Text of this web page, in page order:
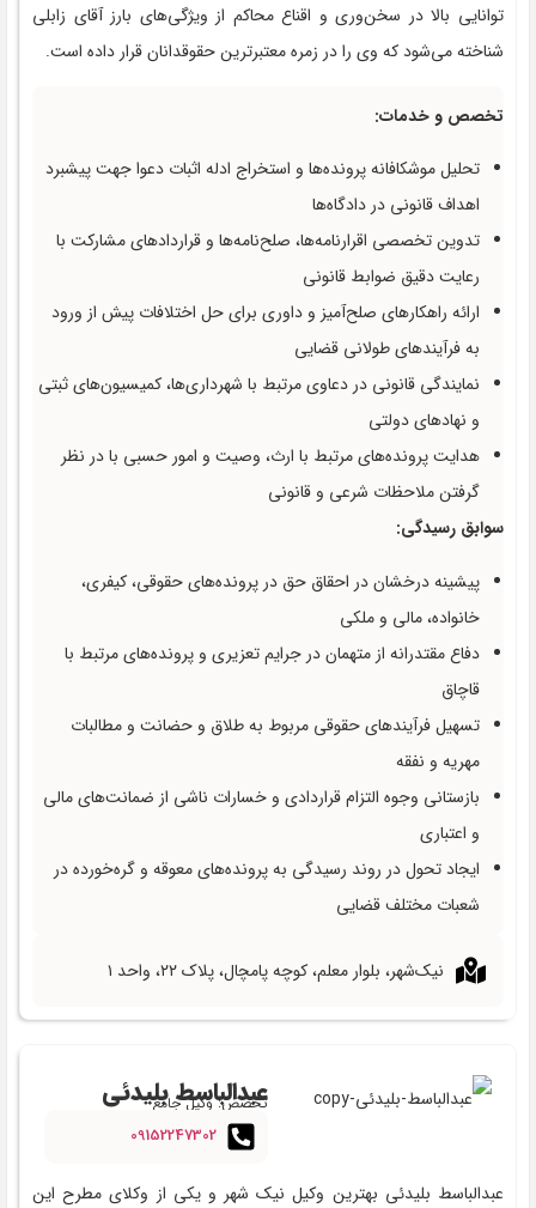
توانایی بالا در سخن‌وری و اقناع محاکم از ویژگی‌های بارز آقای زابلی
شناخته می‌شود که وی را در زمره معتبرترین حقوقدانان قرار داده است.
تخصص و خدمات:
تحلیل موشکافانه پرونده‌ها و استخراج ادله اثبات دعوا جهت پیشبرد
اهداف قانونی در دادگاه‌ها
تدوین تخصصی اقرارنامه‌ها، صلح‌نامه‌ها و قراردادهای مشارکت با
رعایت دقیق ضوابط قانونی
ارائه راهکارهای صلح‌آمیز و داوری برای حل اختلافات پیش از ورود
به فرآیندهای طولانی قضایی
نمایندگی قانونی در دعاوی مرتبط با شهرداری‌ها، کمیسیون‌های ثبتی
و نهادهای دولتی
هدایت پرونده‌های مرتبط با ارث، وصیت و امور حسبی با در نظر
گرفتن ملاحظات شرعی و قانونی
سوابق رسیدگی:
پیشینه درخشان در احقاق حق در پرونده‌های حقوقی، کیفری،
خانواده، مالی و ملکی
دفاع مقتدرانه از متهمان در جرایم تعزیری و پرونده‌های مرتبط با
قاچاق
تسهیل فرآیندهای حقوقی مربوط به طلاق و حضانت و مطالبات
مهریه و نفقه
بازستانی وجوه التزام قراردادی و خسارات ناشی از ضمانت‌های مالی
و اعتباری
ایجاد تحول در روند رسیدگی به پرونده‌های معوقه و گره‌خورده در
شعبات مختلف قضایی
نیک‌شهر، بلوار معلم، کوچه پامچال، پلاک ۲۲، واحد ۱
عبدالباسط بلیدئی
تخصص: وکیل جامع
09152247302
عبدالباسط بلیدئی بهترین وکیل نیک شهر و یکی از وکلای مطرح این